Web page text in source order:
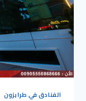
الفنادق في طرابزون